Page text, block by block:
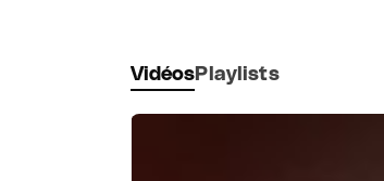
Vidéos Playlists